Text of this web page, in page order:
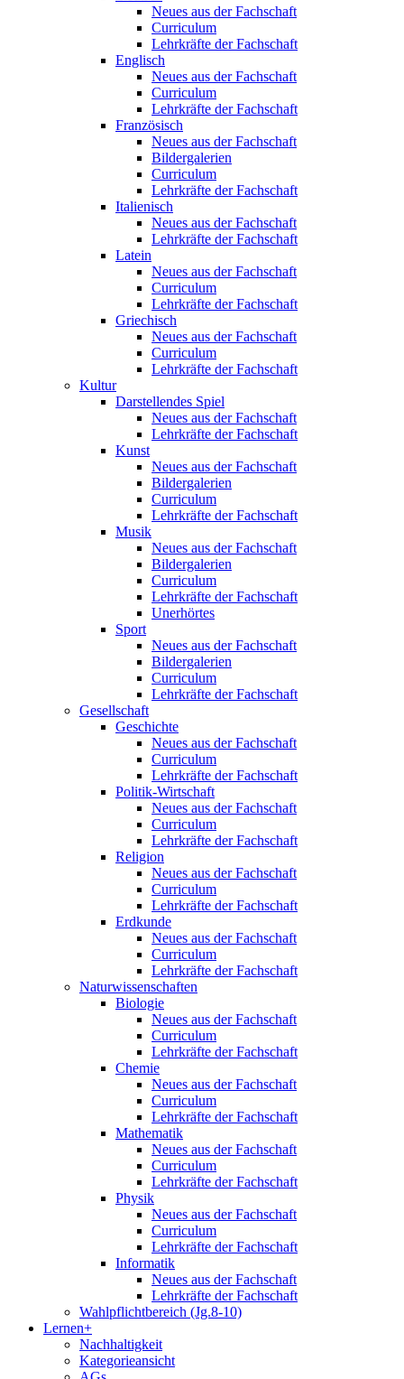
Neues aus der Fachschaft
Curriculum
Lehrkräfte der Fachschaft
Englisch
Neues aus der Fachschaft
Curriculum
Lehrkräfte der Fachschaft
Französisch
Neues aus der Fachschaft
Bildergalerien
Curriculum
Lehrkräfte der Fachschaft
Italienisch
Neues aus der Fachschaft
Lehrkräfte der Fachschaft
Latein
Neues aus der Fachschaft
Curriculum
Lehrkräfte der Fachschaft
Griechisch
Neues aus der Fachschaft
Curriculum
Lehrkräfte der Fachschaft
Kultur
Darstellendes Spiel
Neues aus der Fachschaft
Lehrkräfte der Fachschaft
Kunst
Neues aus der Fachschaft
Bildergalerien
Curriculum
Lehrkräfte der Fachschaft
Musik
Neues aus der Fachschaft
Bildergalerien
Curriculum
Lehrkräfte der Fachschaft
Unerhörtes
Sport
Neues aus der Fachschaft
Bildergalerien
Curriculum
Lehrkräfte der Fachschaft
Gesellschaft
Geschichte
Neues aus der Fachschaft
Curriculum
Lehrkräfte der Fachschaft
Politik-Wirtschaft
Neues aus der Fachschaft
Curriculum
Lehrkräfte der Fachschaft
Religion
Neues aus der Fachschaft
Curriculum
Lehrkräfte der Fachschaft
Erdkunde
Neues aus der Fachschaft
Curriculum
Lehrkräfte der Fachschaft
Naturwissenschaften
Biologie
Neues aus der Fachschaft
Curriculum
Lehrkräfte der Fachschaft
Chemie
Neues aus der Fachschaft
Curriculum
Lehrkräfte der Fachschaft
Mathematik
Neues aus der Fachschaft
Curriculum
Lehrkräfte der Fachschaft
Physik
Neues aus der Fachschaft
Curriculum
Lehrkräfte der Fachschaft
Informatik
Neues aus der Fachschaft
Lehrkräfte der Fachschaft
Wahlpflichtbereich (Jg.8-10)
Lernen+
Nachhaltigkeit
Kategorieansicht